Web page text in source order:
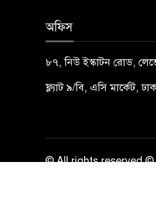
অফিস
৮৭, নিউ ইস্কাটন রোড,
ফ্ল্যাট ৯/বি, এসি মার্কেট,
© All rights reserved ©